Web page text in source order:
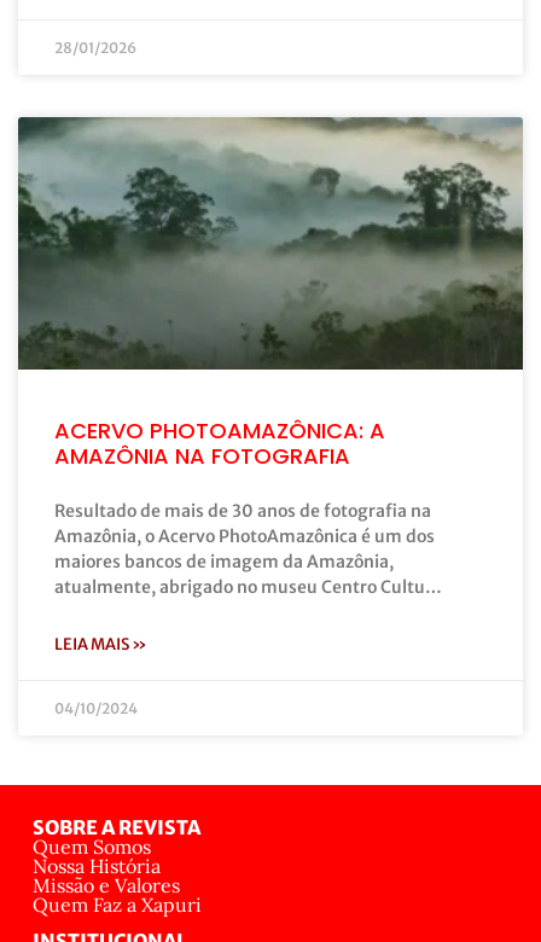
28/01/2026
ACERVO PHOTOAMAZÔNICA: A
AMAZÔNIA NA FOTOGRAFIA
Resultado de mais de 30 anos de fotografia na
Amazônia, o Acervo PhotoAmazônica é um dos
maiores bancos de imagem da Amazônia,
atualmente, abrigado no museu Centro Cultu…
LEIA MAIS »
04/10/2024
SOBRE A REVISTA
Quem Somos
Nossa História
Missão e Valores
Quem Faz a Xapuri